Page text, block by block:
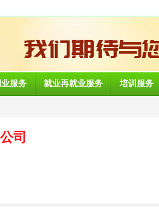
服务 就业再就业服务 培训服务
司